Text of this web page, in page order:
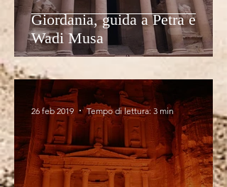
Giordania, guida a Petra e
Wadi Musa
26 feb 2019 Tempo di lettura: 3 min